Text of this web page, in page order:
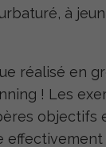
à
réalisé en
! Les
objectifs